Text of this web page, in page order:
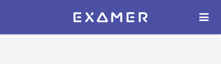
Экзамер — ЕГЭ 2027
ОТКРЫТЬ